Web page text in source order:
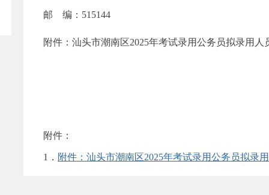
邮 编：515144
附件：汕头市潮南区2025年考试录用公务员拟录用人
附件：
1． 附件：汕头市潮南区2025年考试录用公务员拟录